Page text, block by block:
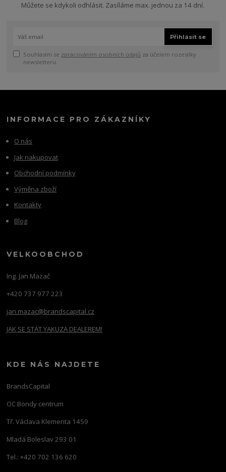
Můžete se kdykoli odhlásit. Zasíláme max. jednou za 14 dní.
Přihlásit se
Souhlasím se zpracováním osobních údajů za účelem rozesílky
newsletteru.
INFORMACE PRO ZÁKAZNÍKY
O nás
Jak nakupovat
Obchodní podmínky
Výměna zboží
Kontakty
Blog
VELKOOBCHOD
Ing. Jan Mazač
+420 737 977 223
jan.mazac@brandscapital.cz
JAK SE STÁT YAKUZA DEALEREM!
KDE NÁS NAJDETE
BrandsCapital
OC Bondy centrum
Tř. Václava Klementa 1459
Mladá Boleslav 293 01
Tel.: +420 702 136 620